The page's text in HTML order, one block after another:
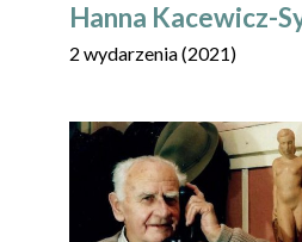
Hanna Kacewicz-
2 wydarzenia (2021)